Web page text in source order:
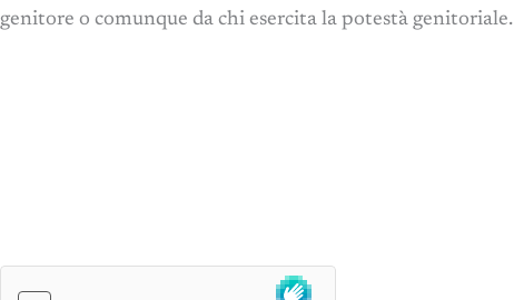
genitore o comunque da chi esercita la potestà genitoriale.